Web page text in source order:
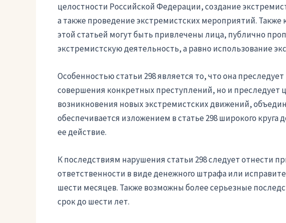
целостности Российской Федерации, создание
а также проведение экстремистских мероприятий. Также
этой статьей могут быть привлечены лица, публично
экстремистскую деятельность, а равно использование
Особенностью статьи 298 является то, что она
совершения конкретных преступлений, но и
возникновения новых экстремистских движений,
обеспечивается изложением в статье 298 широкого круга
ее действие.
К последствиям нарушения статьи 298 следует отнести
ответственности в виде денежного штрафа или
шести месяцев. Также возможны более серьезные
срок до шести лет.